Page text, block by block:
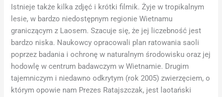
Istnieje także kilka zdjęć i krótki filmik. Żyje w tropikalnym
lesie, w bardzo niedostępnym regionie Wietnamu
graniczącym z Laosem. Szacuje się, że jej liczebność jest
bardzo niska. Naukowcy opracowali plan ratowania saoli
poprzez badania i ochronę w naturalnym środowisku oraz jej
hodowlę w centrum badawczym w Wietnamie. Drugim
tajemniczym i niedawno odkrytym (rok 2005) zwierzęciem, o
którym opowie nam Prezes Ratajszczak, jest laotański